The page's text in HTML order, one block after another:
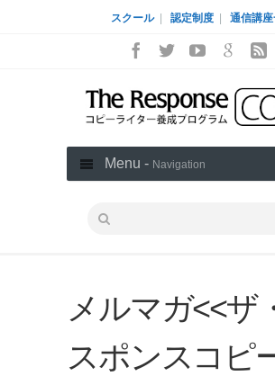
スクール 認定制度 通信講
Menu - Navigation
メルマガ<<ザ
スポンスコピ